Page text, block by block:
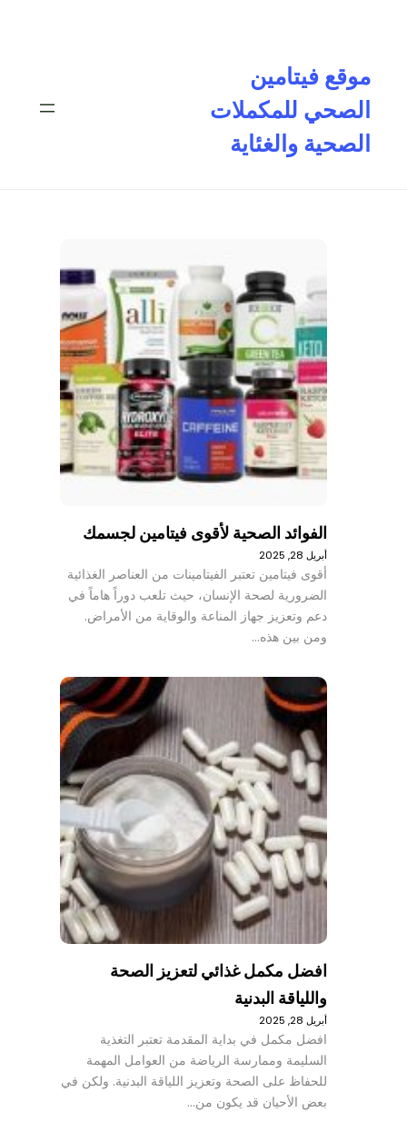
موقع فيتامين
الصحي للمكملات
الصحية والغئاية
الفوائد الصحية لأقوى فيتامين لجسمك
أبريل 28, 2025
أقوى فيتامين تعتبر الفيتامينات من العناصر الغذائية
الضرورية لصحة الإنسان، حيث تلعب دوراً هاماً في
دعم وتعزيز جهاز المناعة والوقاية من الأمراض.
ومن بين هذه…
افضل مكمل غذائي لتعزيز الصحة
واللياقة البدنية
أبريل 28, 2025
افضل مكمل في بداية المقدمة تعتبر التغذية
السليمة وممارسة الرياضة من العوامل المهمة
للحفاظ على الصحة وتعزيز اللياقة البدنية. ولكن في
بعض الأحيان قد يكون من…